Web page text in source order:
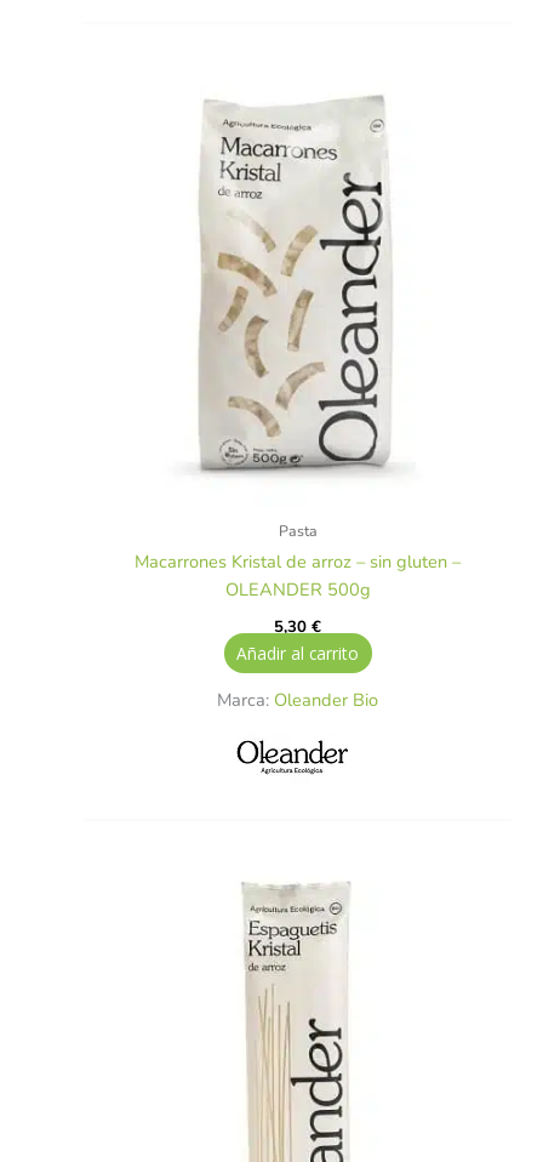
Pasta
Macarrones Kristal de arroz – sin gluten –
OLEANDER 500g
5,30€
Añadir al carrito
Marca: Oleander Bio